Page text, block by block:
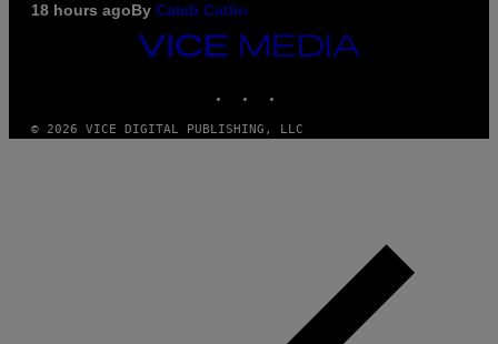
18 hours agoBy Caleb Catlin
VICE
© 2026 VICE DIGITAL PUBLISHING, LLC